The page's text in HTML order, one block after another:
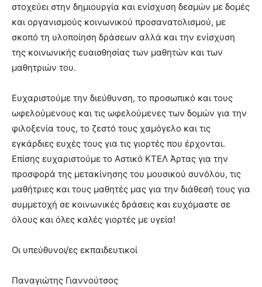
στοχεύει στην δημιουργία και ενίσχυση δεσμών με δομές
και οργανισμούς κοινωνικού προσανατολισμού, με
σκοπό τη υλοποίηση δράσεων αλλά και την ενίσχυση
της κοινωνικής ευαισθησίας των μαθητών και των
μαθητριών του.
Ευχαριστούμε την διεύθυνση, το προσωπικό και τους
ωφελούμενους και τις ωφελούμενες των δομών για την
φιλοξενία τους, το ζεστό τους χαμόγελο και τις
εγκάρδιες ευχές τους για τις γιορτές που έρχονται.
Επίσης ευχαριστούμε το Αστικό ΚΤΕΛ Άρτας για την
προσφορά της μετακίνησης του μουσικού συνόλου, τις
μαθήτριες και τους μαθητές μας για την διάθεσή τους για
συμμετοχή σε κοινωνικές δράσεις και ευχόμαστε σε
όλους και όλες καλές γιορτές με υγεία!
Οι υπεύθυνοι/ες εκπαιδευτικοί
Παναγιώτης Γιαννούτσος